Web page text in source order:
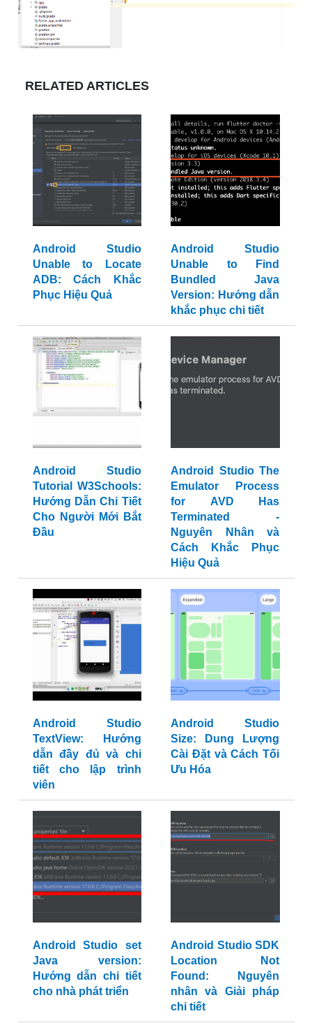
RELATED ARTICLES
Android Studio
Unable to Locate
ADB: Cách Khắc
Phục Hiệu Quả
Android Studio
Unable to Find
Bundled Java
Version: Hướng dẫn
khắc phục chi tiết
Android Studio
Tutorial W3Schools:
Hướng Dẫn Chi Tiết
Cho Người Mới Bắt
Đầu
Android Studio The
Emulator Process
for AVD Has
Terminated -
Nguyên Nhân và
Cách Khắc Phục
Hiệu Quả
Android Studio
TextView: Hướng
dẫn đầy đủ và chi
tiết cho lập trình
viên
Android Studio
Size: Dung Lượng
Cài Đặt và Cách Tối
Ưu Hóa
Android Studio set
Java version:
Hướng dẫn chi tiết
cho nhà phát triển
Android Studio SDK
Location Not
Found: Nguyên
nhân và Giải pháp
chi tiết